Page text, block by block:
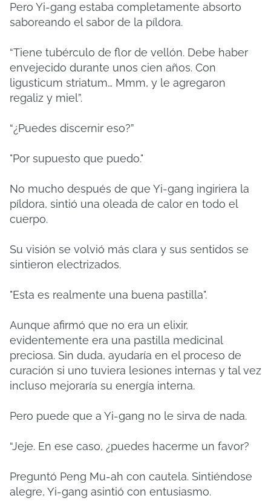
Pero Yi-gang estaba completamente absorto
saboreando el sabor de la píldora.
“Tiene tubérculo de flor de vellón. Debe haber
envejecido durante unos cien años. Con
ligusticum striatum… Mmm, y le agregaron
regaliz y miel”.
“¿Puedes discernir eso?”
"Por supuesto que puedo."
No mucho después de que Yi-gang ingiriera la
píldora, sintió una oleada de calor en todo el
cuerpo.
Su visión se volvió más clara y sus sentidos se
sintieron electrizados.
"Esta es realmente una buena pastilla".
Aunque afirmó que no era un elixir,
evidentemente era una pastilla medicinal
preciosa. Sin duda, ayudaría en el proceso de
curación si uno tuviera lesiones internas y tal vez
incluso mejoraría su energía interna.
Pero puede que a Yi-gang no le sirva de nada.
“Jeje. En ese caso, ¿puedes hacerme un favor?
Preguntó Peng Mu-ah con cautela. Sintiéndose
alegre, Yi-gang asintió con entusiasmo.